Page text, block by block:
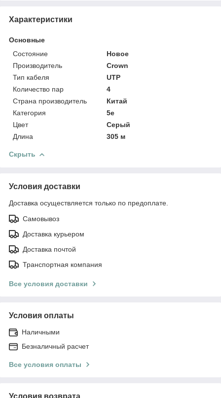
Характеристики
Основные
Состояние
Новое
Производитель
Crown
Тип кабеля
UTP
Количество пар
4
Страна производитель
Китай
Категория
5e
Цвет
Серый
Длина
305 м
Скрыть
Условия доставки
Доставка осуществляется только по предоплате.
Самовывоз
Доставка курьером
Доставка почтой
Транспортная компания
Все условия доставки
Условия оплаты
Наличными
Безналичный расчет
Все условия оплаты
Условия возврата